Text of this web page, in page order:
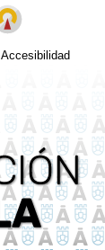
Accesibilidad